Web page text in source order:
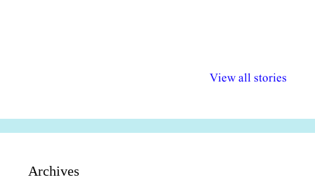
View all stories
अधिकार दिवस| 18
वर्षातील
Archives